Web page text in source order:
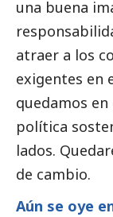
una buena
atraer a los
exigentes en
quedamos
política
lados.
de cambio.
Aún se oye